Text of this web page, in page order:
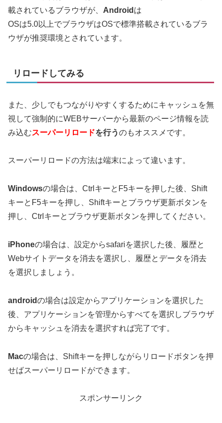
載されているブラウザが、 Android は
OSは5.0以上でブラウザはOSで標準搭載されているブラ
ウザが推奨環境とされています。
リロードしてみる
また、少しでもつながりやすくするためにキャッシュを無
視して強制的にWEBサーバーから最新のページ情報を読
み込むスーパーリロードを行うのもオススメです。
スーパーリロードの方法は端末によって違います。
Windowsの場合は、CtrlキーとF5キーを押した後、Shift
キーとF5キーを押し、Shiftキーとブラウザ更新ボタンを
押し、Ctrlキーとブラウザ更新ボタンを押してください。
iPhoneの場合は、設定からsafariを選択した後、履歴と
Webサイトデータを消去を選択し、履歴とデータを消去
を選択しましょう。
androidの場合は設定からアプリケーションを選択した
後、アプリケーションを管理からすべてを選択しブラウザ
からキャッシュを消去を選択すれば完了です。
Macの場合は、Shiftキーを押しながらリロードボタンを押
せばスーパーリロードができます。
スポンサーリンク